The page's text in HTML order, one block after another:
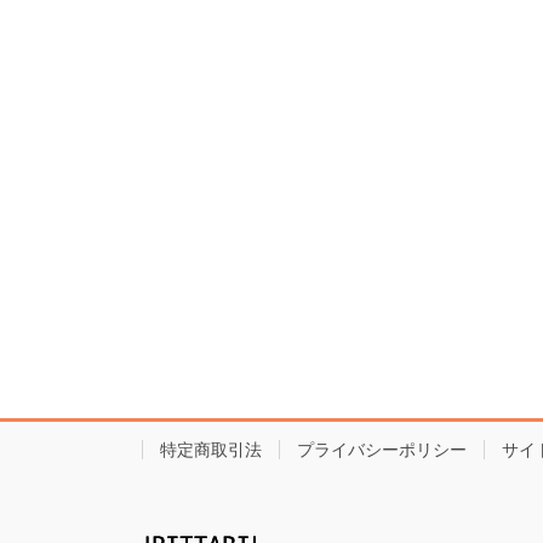
特定商取引法 プライバシーポリシー サイ